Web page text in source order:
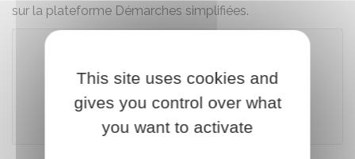
sur la plateforme Démarches simplifiées.
Accéder au téléservice
Direction interministérielle du numérique (Dinum)
This site uses cookies and
gives you control over what
you want to activate